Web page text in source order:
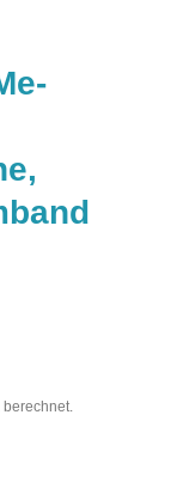
berechnet.